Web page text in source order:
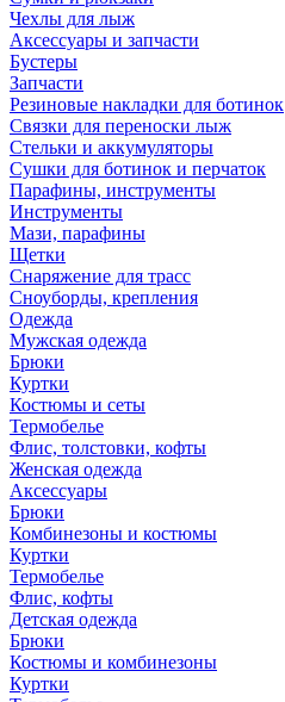
Чехлы для лыж
Аксессуары и запчасти
Бустеры
Запчасти
Резиновые накладки для ботинок
Связки для переноски лыж
Стельки и аккумуляторы
Сушки для ботинок и перчаток
Парафины, инструменты
Инструменты
Мази, парафины
Щетки
Снаряжение для трасс
Сноуборды, крепления
Одежда
Мужская одежда
Брюки
Куртки
Костюмы и сеты
Термобелье
Флис, толстовки, кофты
Женская одежда
Аксессуары
Брюки
Комбинезоны и костюмы
Куртки
Термобелье
Флис, кофты
Детская одежда
Брюки
Костюмы и комбинезоны
Куртки